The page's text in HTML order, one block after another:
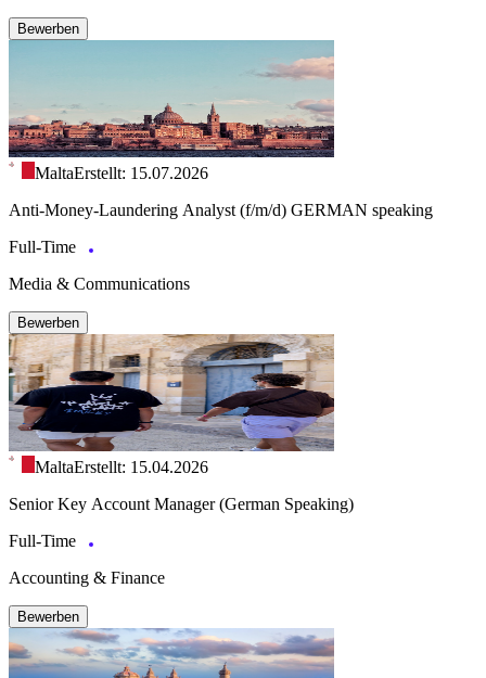
Bewerben
MaltaErstellt: 15.07.2026
Anti-Money-Laundering Analyst (f/m/d) GERMAN speaking
Full-Time
Media & Communications
Bewerben
MaltaErstellt: 15.04.2026
Senior Key Account Manager (German Speaking)
Full-Time
Accounting & Finance
Bewerben